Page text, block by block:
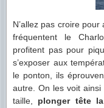
N’allez pas croire
fréquentent le
profitent pas pour
s’exposer aux
le ponton, ils
autre. On les voit
taille, plonger tête